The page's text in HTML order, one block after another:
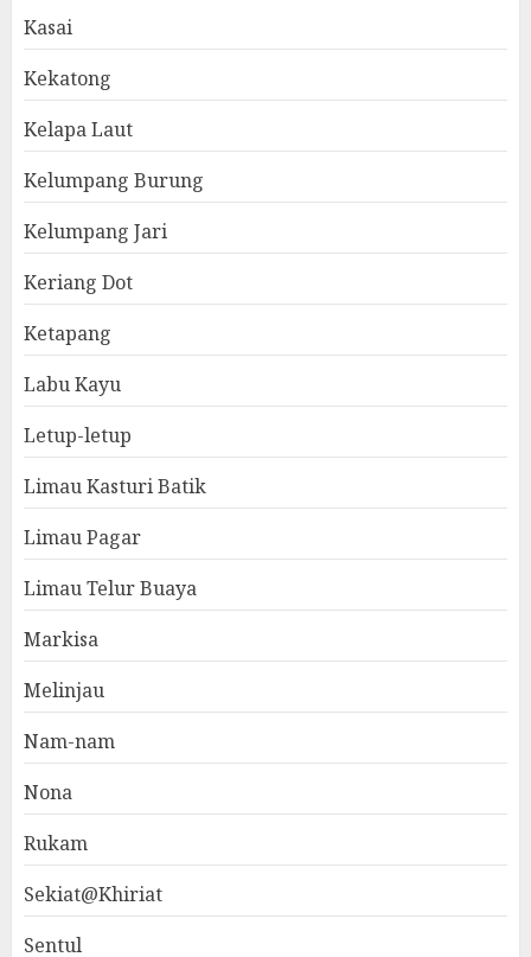
Kasai
Kekatong
Kelapa Laut
Kelumpang Burung
Kelumpang Jari
Keriang Dot
Ketapang
Labu Kayu
Letup-letup
Limau Kasturi Batik
Limau Pagar
Limau Telur Buaya
Markisa
Melinjau
Nam-nam
Nona
Rukam
Sekiat@Khiriat
Sentul